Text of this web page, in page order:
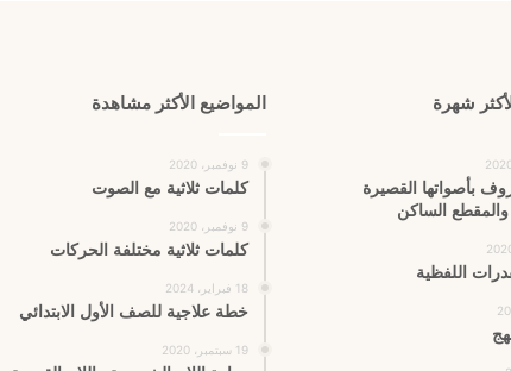
شهرة
بأصواتها القصيرة
والمقطع الساكن
اللفظية
المواضيع الأكثر مشاهدة
9 نوفمبر، 2020
كلمات ثلاثية مع الصوت
9 نوفمبر، 2020
كلمات ثلاثية مختلفة الحركات
18 فبراير، 2024
خطة علاجية للصف الأول الابتدائي
19 سبتمبر، 2020